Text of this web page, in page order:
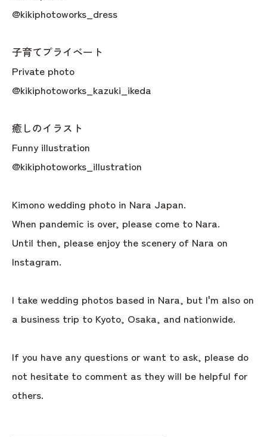
@kikiphotoworks_dress
子育てプライベート
Private photo
@kikiphotoworks_kazuki_ikeda
癒しのイラスト
Funny illustration
@kikiphotoworks_illustration
Kimono wedding photo in Nara Japan.
When pandemic is over, please come to Nara.
Until then, please enjoy the scenery of Nara on
Instagram.
I take wedding photos based in Nara, but I'm also on
a business trip to Kyoto, Osaka, and nationwide.
If you have any questions or want to ask, please do
not hesitate to comment as they will be helpful for
others.